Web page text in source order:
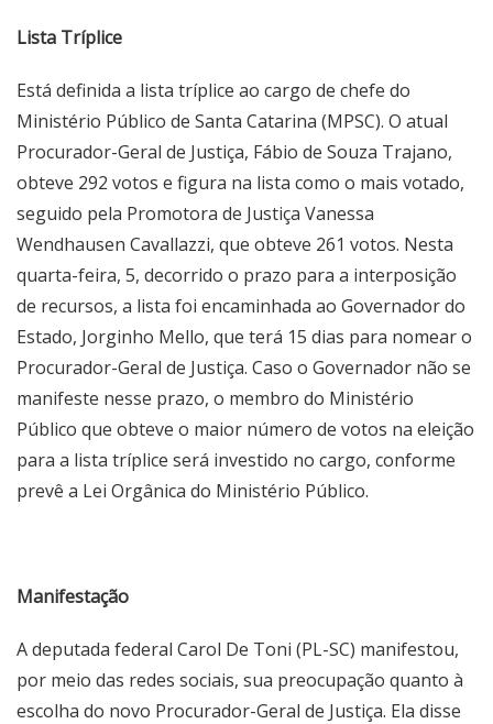
Lista Tríplice
Está definida a lista tríplice ao cargo de chefe do
Ministério Público de Santa Catarina (MPSC). O atual
Procurador-Geral de Justiça, Fábio de Souza Trajano,
obteve 292 votos e figura na lista como o mais votado,
seguido pela Promotora de Justiça Vanessa
Wendhausen Cavallazzi, que obteve 261 votos. Nesta
quarta-feira, 5, decorrido o prazo para a interposição
de recursos, a lista foi encaminhada ao Governador do
Estado, Jorginho Mello, que terá 15 dias para nomear o
Procurador-Geral de Justiça. Caso o Governador não se
manifeste nesse prazo, o membro do Ministério
Público que obteve o maior número de votos na eleição
para a lista tríplice será investido no cargo, conforme
prevê a Lei Orgânica do Ministério Público.
Manifestação
A deputada federal Carol De Toni (PL-SC) manifestou,
por meio das redes sociais, sua preocupação quanto à
escolha do novo Procurador-Geral de Justiça. Ela disse